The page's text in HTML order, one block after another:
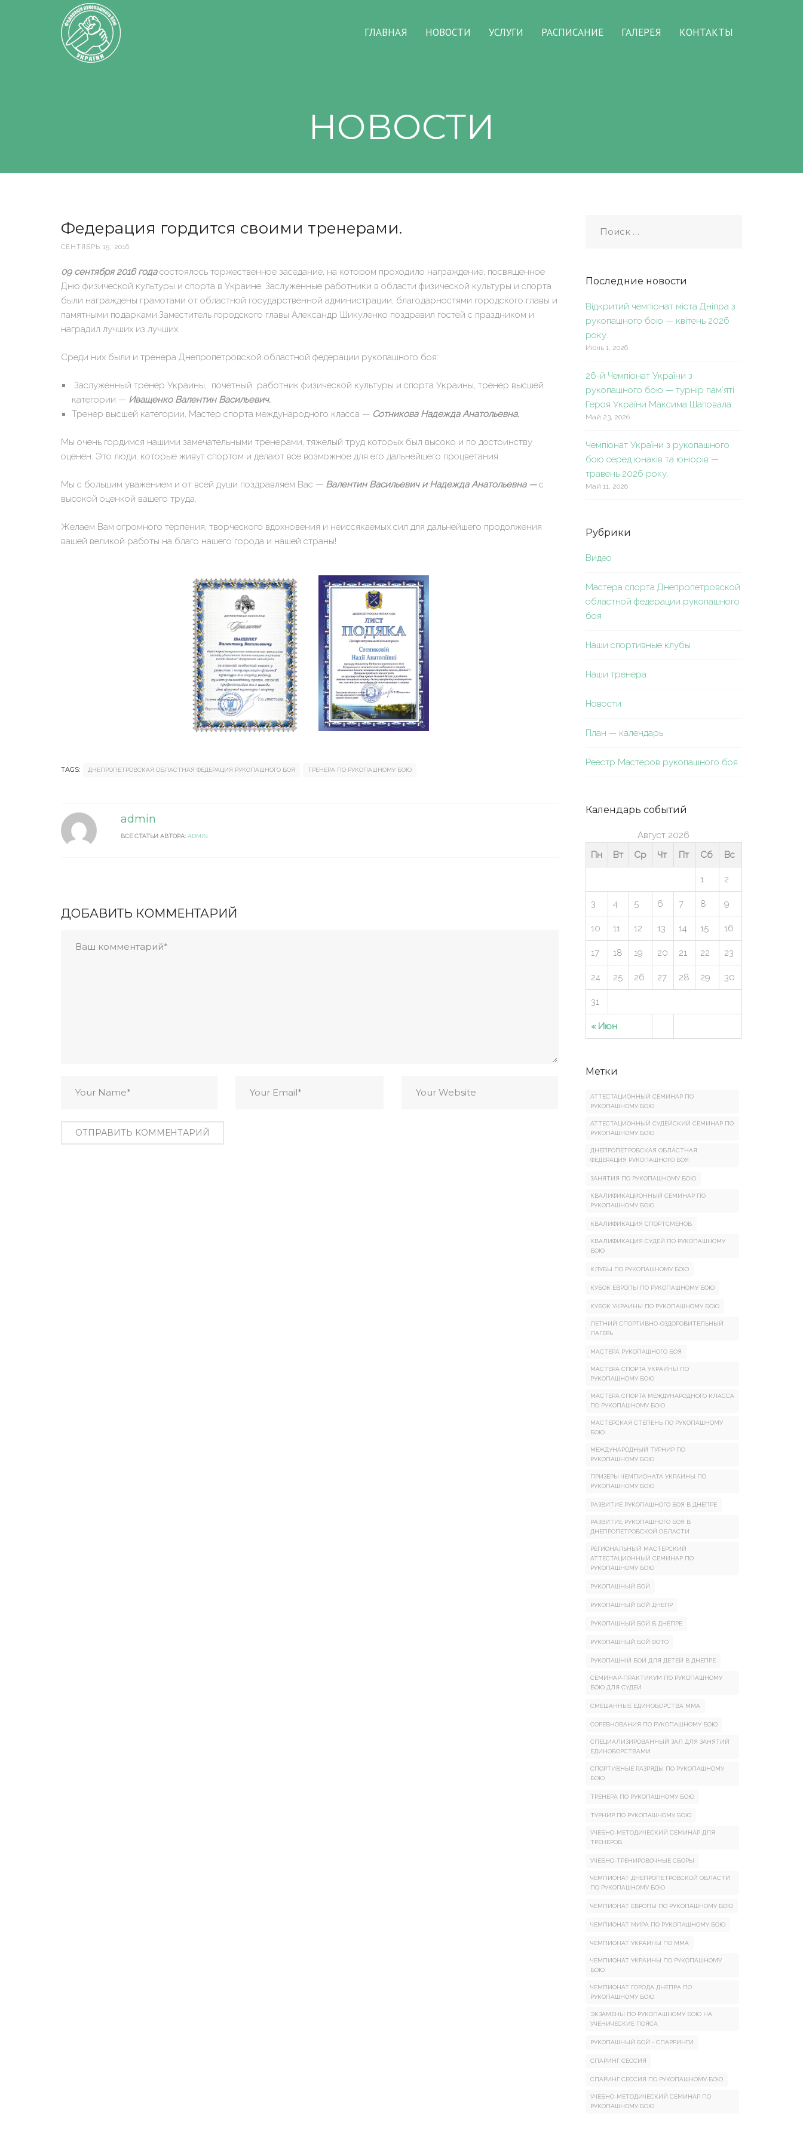
ГЛАВНАЯ НОВОСТИ УСЛУГИ РАСПИСАНИЕ ГАЛЕРЕЯ КОНТАКТЫ
НОВОСТИ
Федерация гордится своими тренерами.
СЕНТЯБРЬ 15, 2016
09 сентября 2016 годасостоялось торжественное заседание, на котором проходило награждение, посвященное
Дню физической культуры и спорта в Украине. Заслуженные работники в области физической культуры и спорта
были награждены грамотами от областной государственной администрации, благодарностями городского главы и
памятными подарками.Заместитель городского главы Александр Шикуленко поздравил гостей с праздником и
наградил лучших из лучших.
Среди них были и тренера Днепропетровской областной федерации рукопашного боя:
Заслуженный тренер Украины, почетный работник физической культуры и спорта Украины, тренер высшей
категории — Иващенко Валентин Васильевич.
Тренер высшей категории, Мастер спорта международного класса — Сотникова Надежда Анатольевна.
Мы очень гордимся нашими замечательными тренерами, тяжелый труд которых был высоко и по достоинству
оценен. Это люди, которые живут спортом и делают все возможное для его дальнейшего процветания.
Мы с большим уважением и от всей души поздравляем Вас — Валентин Васильевич и Надежда Анатольевна —с
высокой оценкой вашего труда.
Желаем Вам огромного терпения, творческого вдохновения и неиссякаемых сил для дальнейшего продолжения
вашей великой работы на благо нашего города и нашей страны!
TAGS: ДНЕПРОПЕТРОВСКАЯ ОБЛАСТНАЯ ФЕДЕРАЦИЯ РУКОПАШНОГО БОЯ ТРЕНЕРА ПО РУКОПАШНОМУ БОЮ
admin
ВСЕ СТАТЬИ АВТОРА: ADMIN
ДОБАВИТЬ КОММЕНТАРИЙ
Последние новости
Відкритий чемпіонат міста Дніпра з
рукопашного бою — квітень 2026
року.
Июнь 1, 2026
26-й Чемпіонат України з
рукопашного бою — турнір пам’яті
Героя України Максима Шаповала.
Май 23, 2026
Чемпіонат України з рукопашного
бою серед юнаків та юніорів —
травень 2026 року.
Май 11, 2026
Рубрики
Видео
Мастера спорта Днепропетровской
областной федерации рукопашного
боя
Наши спортивные клубы
Наши тренера
Новости
План — календарь
Реестр Мастеров рукопашного боя
Календарь событий
Август 2026
Пн
Вт Ср Чт Пт Сб Вс
« Июн
1 2
3 4 5 6 7 8 9
10 11 12 13 14 15 16
17 18 19 20 21 22 23
24 25 26 27 28 29 30
31
Метки
АТТЕСТАЦИОННЫЙ СЕМИНАР ПО
РУКОПАШНОМУ БОЮ
АТТЕСТАЦИОННЫЙ СУДЕЙСКИЙ СЕМИНАР ПО
РУКОПАШНОМУ БОЮ
ДНЕПРОПЕТРОВСКАЯ ОБЛАСТНАЯ
ФЕДЕРАЦИЯ РУКОПАШНОГО БОЯ
ЗАНЯТИЯ ПО РУКОПАШНОМУ БОЮ
КВАЛИФИКАЦИОННЫЙ СЕМИНАР ПО
РУКОПАШНОМУ БОЮ
КВАЛИФИКАЦИЯ СПОРТСМЕНОВ
КВАЛИФИКАЦИЯ СУДЕЙ ПО РУКОПАШНОМУ
БОЮ
КЛУБЫ ПО РУКОПАШНОМУ БОЮ
КУБОК ЕВРОПЫ ПО РУКОПАШНОМУ БОЮ
КУБОК УКРАИНЫ ПО РУКОПАШНОМУ БОЮ
ЛЕТНИЙ СПОРТИВНО-ОЗДОРОВИТЕЛЬНЫЙ
ЛАГЕРЬ
МАСТЕРА РУКОПАШНОГО БОЯ
МАСТЕРА СПОРТА УКРАИНЫ ПО
РУКОПАШНОМУ БОЮ
МАСТЕРА СПОРТА МЕЖДУНАРОДНОГО КЛАССА
ПО РУКОПАШНОМУ БОЮ
МАСТЕРСКАЯ СТЕПЕНЬ ПО РУКОПАШНОМУ
БОЮ
МЕЖДУНАРОДНЫЙ ТУРНИР ПО
РУКОПАШНОМУ БОЮ
ПРИЗЕРЫ ЧЕМПИОНАТА УКРАИНЫ ПО
РУКОПАШНОМУ БОЮ
РАЗВИТИЕ РУКОПАШНОГО БОЯ В ДНЕПРЕ
РАЗВИТИЕ РУКОПАШНОГО БОЯ В
ДНЕПРОПЕТРОВСКОЙ ОБЛАСТИ
РЕГИОНАЛЬНЫЙ МАСТЕРСКИЙ
АТТЕСТАЦИОННЫЙ СЕМИНАР ПО
РУКОПАШНОМУ БОЮ
РУКОПАШНЫЙ БОЙ
РУКОПАШНЫЙ БОЙ ДНЕПР
РУКОПАШНЫЙ БОЙ В ДНЕПРЕ
РУКОПАШНЫЙ БОЙ ФОТО
РУКОПАШНІЙ БОЙ ДЛЯ ДЕТЕЙ В ДНЕПРЕ
СЕМИНАР-ПРАКТИКУМ ПО РУКОПАШНОМУ
БОЮ ДЛЯ СУДЕЙ
СМЕШАННЫЕ ЕДИНОБОРСТВА ММА
СОРЕВНОВАНИЯ ПО РУКОПАШНОМУ БОЮ
СПЕЦИАЛИЗИРОВАННЫЙ ЗАЛ ДЛЯ ЗАНЯТИЙ
ЕДИНОБОРСТВАМИ
СПОРТИВНЫЕ РАЗРЯДЫ ПО РУКОПАШНОМУ
БОЮ
ТРЕНЕРА ПО РУКОПАШНОМУ БОЮ
ТУРНИР ПО РУКОПАШНОМУ БОЮ
УЧЕБНО-МЕТОДИЧЕСКИЙ СЕМИНАР ДЛЯ
ТРЕНЕРОВ
УЧЕБНО-ТРЕНИРОВОЧНЫЕ СБОРЫ
ЧЕМПИОНАТ ДНЕПРОПЕТРОВСКОЙ ОБЛАСТИ
ПО РУКОПАШНОМУ БОЮ
ЧЕМПИОНАТ ЕВРОПЫ ПО РУКОПАШНОМУ БОЮ
ЧЕМПИОНАТ МИРА ПО РУКОПАШНОМУ БОЮ
ЧЕМПИОНАТ УКРАИНЫ ПО ММА
ЧЕМПИОНАТ УКРАИНЫ ПО РУКОПАШНОМУ
БОЮ
ЧЕМПИОНАТ ГОРОДА ДНЕПРА ПО
РУКОПАШНОМУ БОЮ
ЭКЗАМЕНЫ ПО РУКОПАШНОМУ БОЮ НА
УЧЕНИЧЕСКИЕ ПОЯСА
РУКОПАШНЫЙ БОЙ - СПАРРИНГИ
СПАРИНГ СЕССИЯ
СПАРИНГ СЕССИЯ ПО РУКОПАШНОМУ БОЮ
УЧЕБНО-МЕТОДИЧЕСКИЙ СЕМИНАР ПО
РУКОПАШНОМУ БОЮ